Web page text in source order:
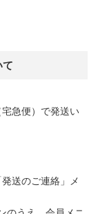
て
急便）で発送い
送のご連絡」メ